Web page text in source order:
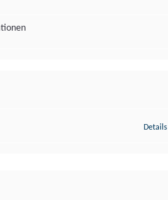
Details